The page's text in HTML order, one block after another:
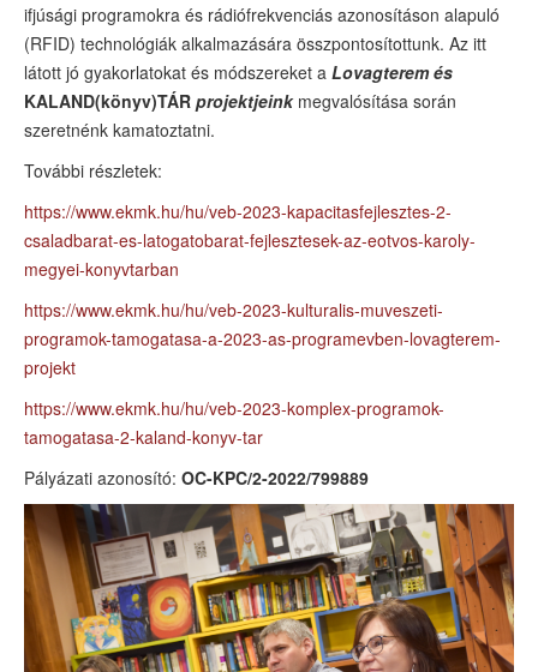
ifjúsági programokra és rádiófrekvenciás azonosításon alapuló
(RFID) technológiák alkalmazására összpontosítottunk. Az itt
látott jó gyakorlatokat és módszereket a Lovagterem és
KALAND(könyv)TÁR projektjeink megvalósítása során
szeretnénk kamatoztatni.
További részletek:
https://www.ekmk.hu/hu/veb-2023-kapacitasfejlesztes-2-
csaladbarat-es-latogatobarat-fejlesztesek-az-eotvos-karoly-
megyei-konyvtarban
https://www.ekmk.hu/hu/veb-2023-kulturalis-muveszeti-
programok-tamogatasa-a-2023-as-programevben-lovagterem-
projekt
https://www.ekmk.hu/hu/veb-2023-komplex-programok-
tamogatasa-2-kaland-konyv-tar
Pályázati azonosító: OC-KPC/2-2022/799889